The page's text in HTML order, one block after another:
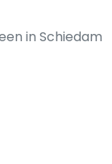
in Schiedam